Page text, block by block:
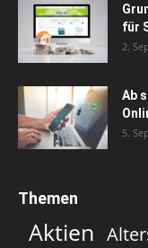
für
2.
Ab
5.
Themen
Aktien